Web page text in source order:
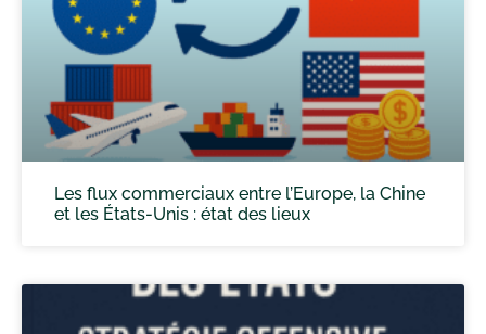
Les flux commerciaux entre l’Europe, la Chine
et les États-Unis : état des lieux